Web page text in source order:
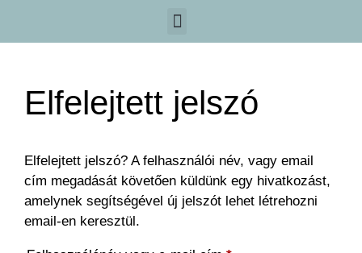
Elfelejtett jelszó
Elfelejtett jelszó? A felhasználói név, vagy email
cím megadását követően küldünk egy hivatkozást,
amelynek segítségével új jelszót lehet létrehozni
email-en keresztül.